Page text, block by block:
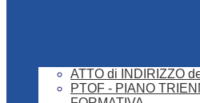
ATTO di INDIRIZZO
PTOF - PIANO